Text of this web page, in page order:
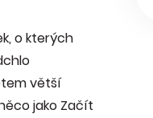
o kterých
větší
jako Začít